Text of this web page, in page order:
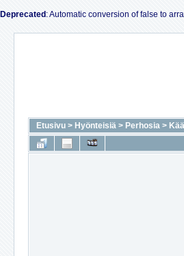
Deprecated : Automatic conversion of false to
Etusivu > Hyönteisiä > Perhosia >